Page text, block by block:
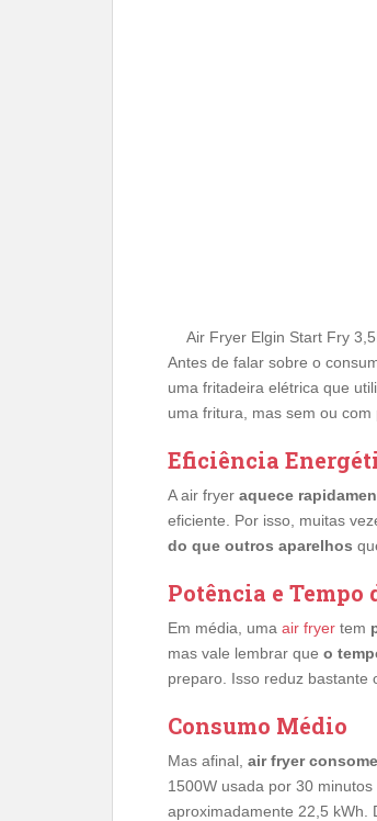
Air Fryer Elgin Start Fry
Antes de falar sobre o
uma fritadeira elétrica que
uma fritura, mas sem ou com
Eficiência
A air fryer aquece
eficiente. Por isso, muitas
do que outros aparelhos
Potência e Tempo
Em média, uma air fryer tem
mas vale lembrar que o
preparo. Isso reduz bastante
Consumo Médio
Mas afinal, air fryer
1500W usada por 30
aproximadamente 22,5 kWh.